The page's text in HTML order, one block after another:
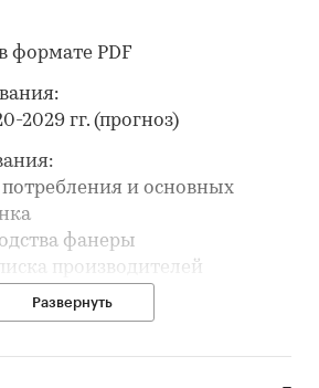
формате PDF
2029 гг. (прогноз)
и основных
фанеры
производителей
и экспорта
развития рынка
производители`
Развернуть